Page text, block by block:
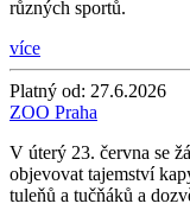
různých sportů.
více
Platný od: 27.6.2026
ZOO Praha
V úterý 23. června se
objevovat tajemství
tuleňů a tučňáků a